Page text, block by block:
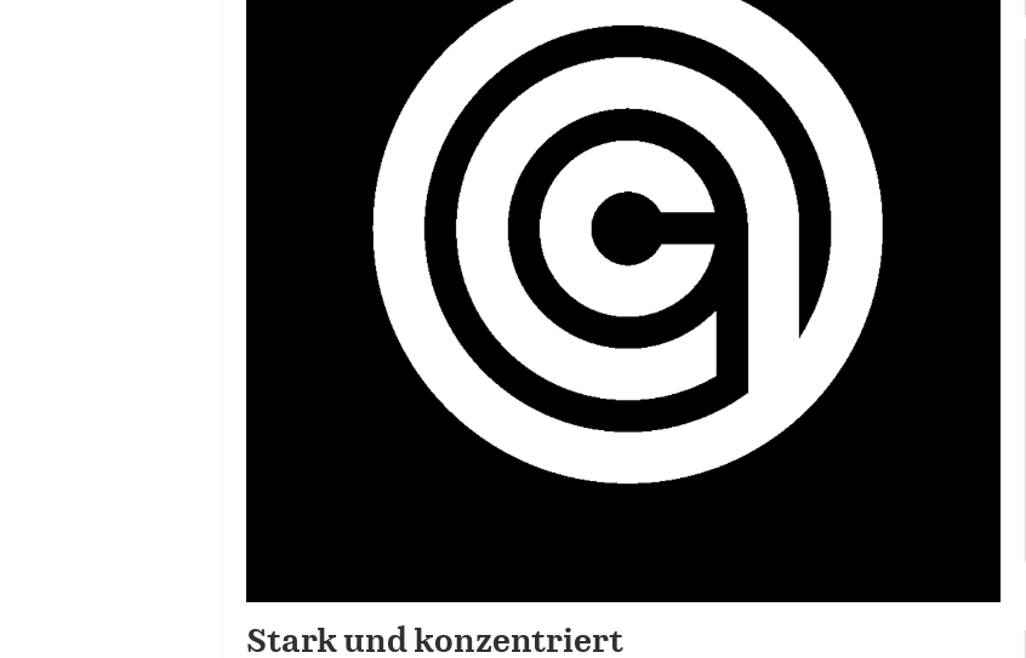
Stark und konzentriert